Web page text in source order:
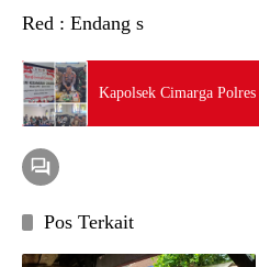
Red : Endang s
Kapolsek Cimarga
Pos Terkait